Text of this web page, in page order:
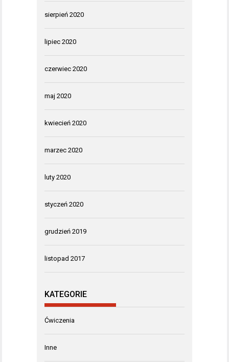
sierpień 2020
lipiec 2020
czerwiec 2020
maj 2020
kwiecień 2020
marzec 2020
luty 2020
styczeń 2020
grudzień 2019
listopad 2017
KATEGORIE
Ćwiczenia
Inne